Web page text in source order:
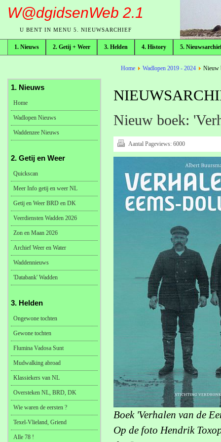
W@dgidsenWeb 2.1
U BENT IN MENU 5. NIEUWSARCHIEF
1. Nieuws 2. Getij + Weer 3. Helden 4. History 5.
broodkruimelpad
Home Wadlopen 2019 - 2024 Nieuw
Nieuw boek:
Aantal Pageviews: 6000
Boek 'Verhalen van de
Op de foto Hendrik
1. Nieuws
Home
Wadlopen Nieuws
Waddenzee Nieuws
2. Getij en Weer
Quickscan
Meer Info getij en weer NL
Getij en Weer BRD en DK
Veerdiensten Wadden 2026
Zon en Maan 2026
Archief Weer en Water
Waddennieuws
'Databank' Wadden
3. Helden
Ongewone tochten
Gewone tochten
Flumina Vadosa Sunt
Mudwalking abroad
Klassiekers van NL
Oversteken NL, BRD, DK
Wie waren de eersten ?
Texel-Vlieland, Griend
Alle 78 !